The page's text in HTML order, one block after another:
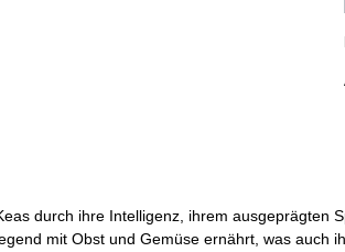
durch ihre Intelligenz, ihrem
mit Obst und Gemüse ernährt, was